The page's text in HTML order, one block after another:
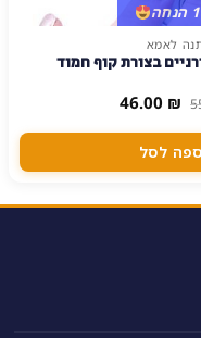
לאמא
בצורת קוף חמוד
המחיר
היה:
55.00 ₪.
46.00 ₪ המחיר
הוא:
לסל